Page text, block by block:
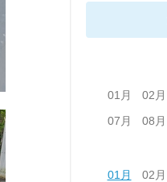
01月 02月
07月
08月
01月 02月